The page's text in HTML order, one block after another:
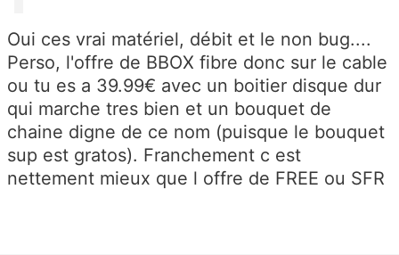
Oui ces vrai matériel, débit et le non bug....
Perso, l'offre de BBOX fibre donc sur le cable
ou tu es a 39.99€ avec un boitier disque dur
qui marche tres bien et un bouquet de
chaine digne de ce nom (puisque le bouquet
sup est gratos). Franchement c est
nettement mieux que l offre de FREE ou SFR